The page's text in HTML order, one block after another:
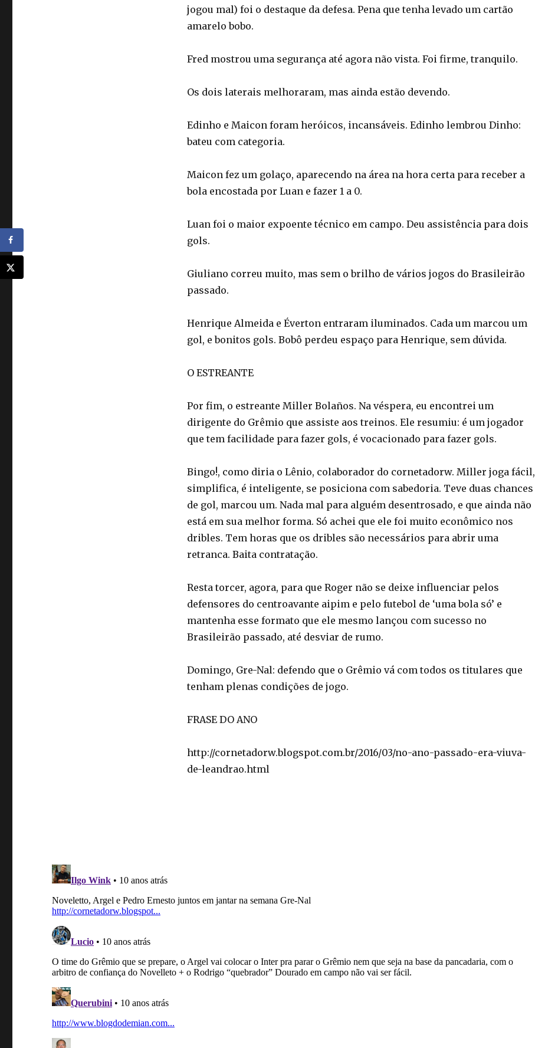
jogou mal) foi o destaque da defesa. Pena que tenha levado um cartão
amarelo bobo.
Fred mostrou uma segurança até agora não vista. Foi firme, tranquilo.
Os dois laterais melhoraram, mas ainda estão devendo.
Edinho e Maicon foram heróicos, incansáveis. Edinho lembrou Dinho:
bateu com categoria.
Maicon fez um golaço, aparecendo na área na hora certa para receber a
bola encostada por Luan e fazer 1 a 0.
Luan foi o maior expoente técnico em campo. Deu assistência para dois
gols.
Giuliano correu muito, mas sem o brilho de vários jogos do Brasileirão
passado.
Henrique Almeida e Éverton entraram iluminados. Cada um marcou um
gol, e bonitos gols. Bobô perdeu espaço para Henrique, sem dúvida.
O ESTREANTE
Por fim, o estreante Miller Bolaños. Na véspera, eu encontrei um
dirigente do Grêmio que assiste aos treinos. Ele resumiu: é um jogador
que tem facilidade para fazer gols, é vocacionado para fazer gols.
Bingo!, como diria o Lênio, colaborador do cornetadorw. Miller joga fácil,
simplifica, é inteligente, se posiciona com sabedoria. Teve duas chances
de gol, marcou um. Nada mal para alguém desentrosado, e que ainda não
está em sua melhor forma. Só achei que ele foi muito econômico nos
dribles. Tem horas que os dribles são necessários para abrir uma
retranca. Baita contratação.
Resta torcer, agora, para que Roger não se deixe influenciar pelos
defensores do centroavante aipim e pelo futebol de ‘uma bola só’ e
mantenha esse formato que ele mesmo lançou com sucesso no
Brasileirão passado, até desviar de rumo.
Domingo, Gre-Nal: defendo que o Grêmio vá com todos os titulares que
tenham plenas condições de jogo.
FRASE DO ANO
http://cornetadorw.blogspot.com.br/2016/03/no-ano-passado-era-viuva-
de-leandrao.html